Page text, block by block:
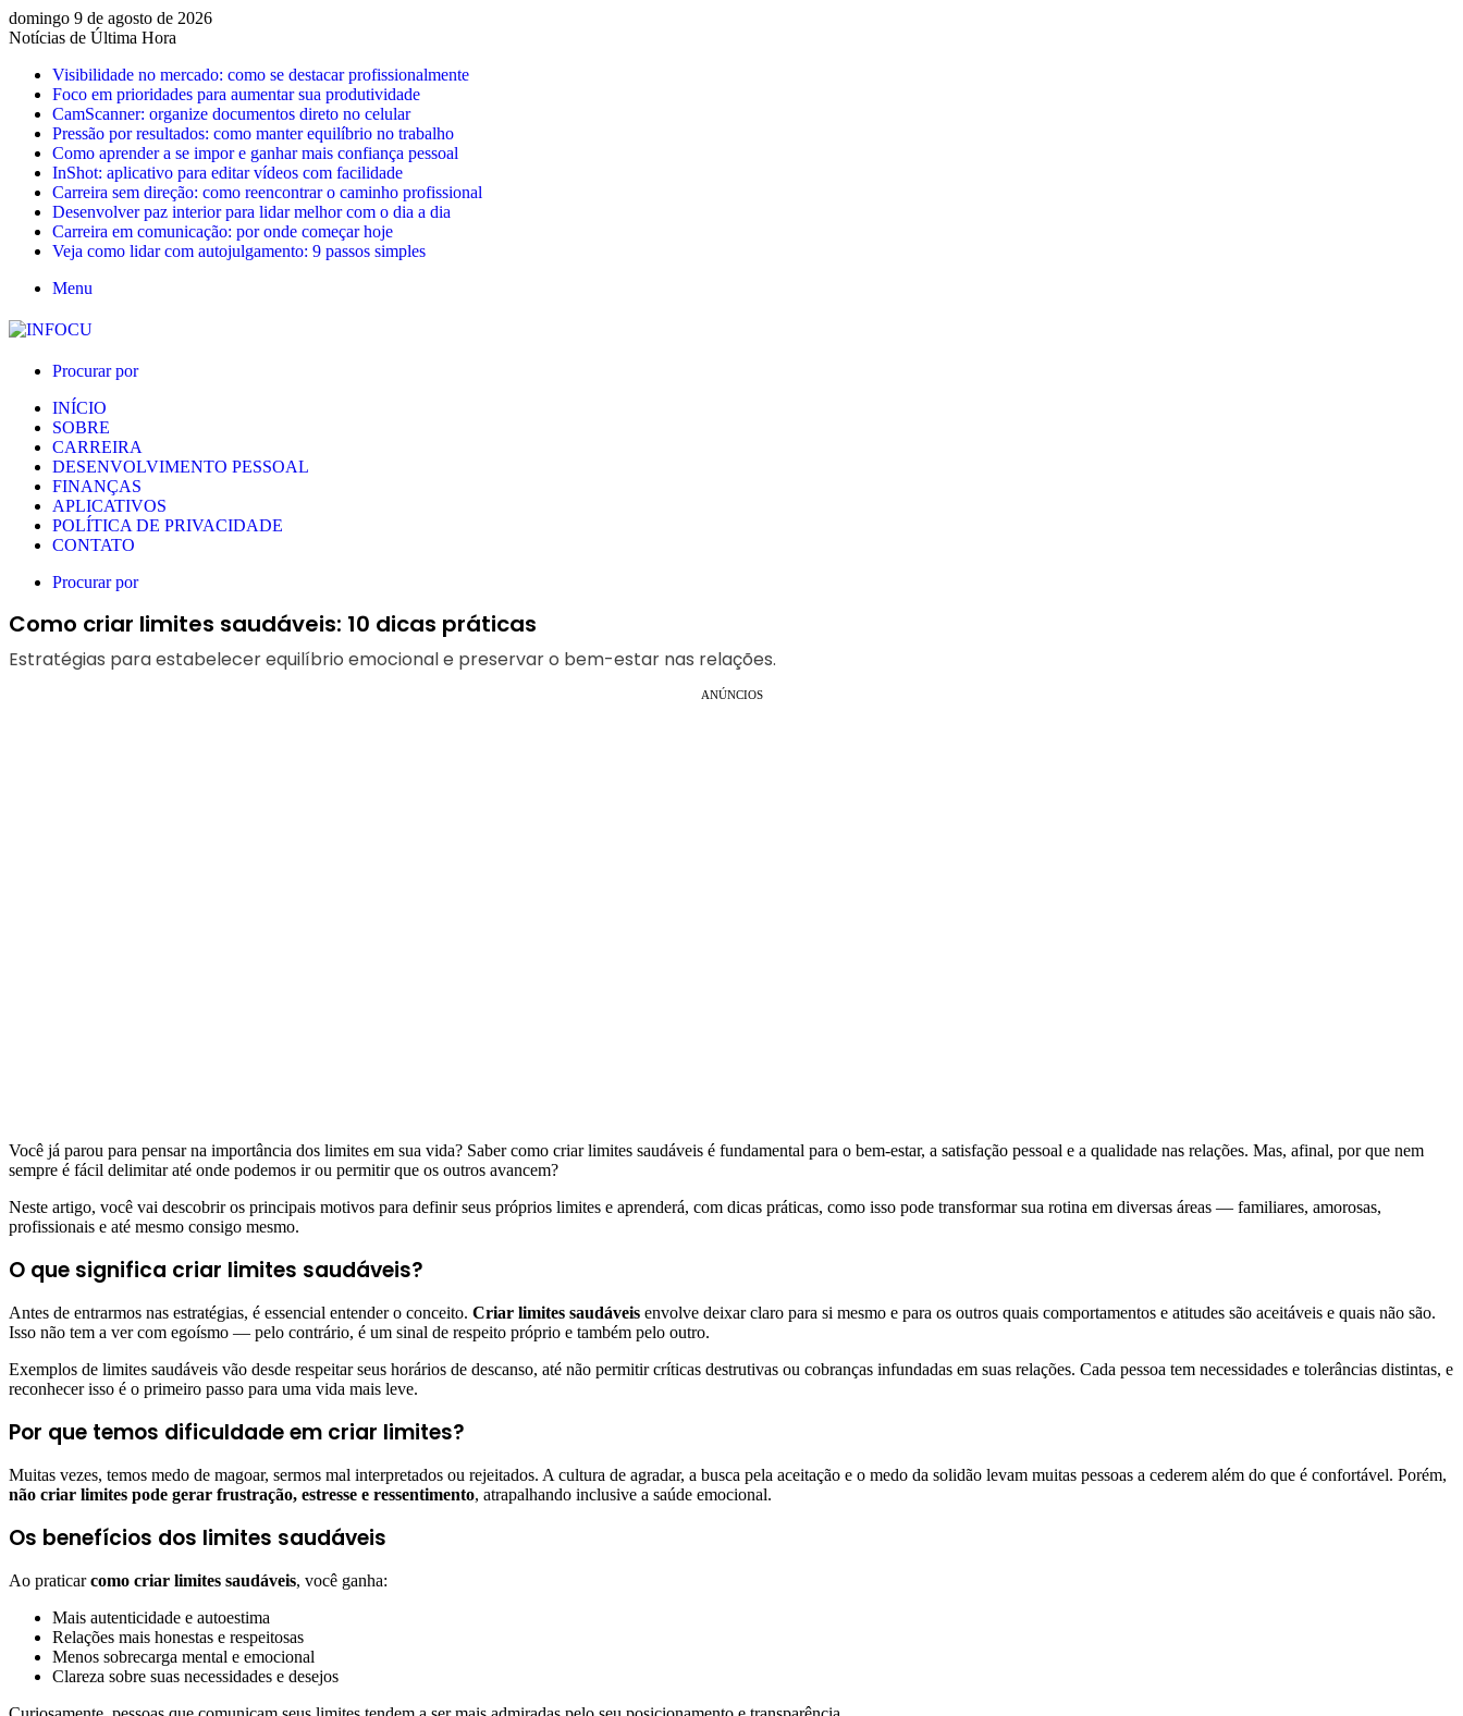
domingo 9 de agosto de 2026
Notícias de Última Hora
Visibilidade no mercado: como se destacar profissionalmente
Foco em prioridades para aumentar sua produtividade
CamScanner: organize documentos direto no celular
Pressão por resultados: como manter equilíbrio no trabalho
Como aprender a se impor e ganhar mais confiança pessoal
InShot: aplicativo para editar vídeos com facilidade
Carreira sem direção: como reencontrar o caminho profissional
Desenvolver paz interior para lidar melhor com o dia a dia
Carreira em comunicação: por onde começar hoje
Veja como lidar com autojulgamento: 9 passos simples
Menu
Procurar por
INÍCIO
SOBRE
CARREIRA
DESENVOLVIMENTO PESSOAL
FINANÇAS
APLICATIVOS
POLÍTICA DE PRIVACIDADE
CONTATO
Procurar por
Como criar limites saudáveis: 10 dicas práticas
Estratégias para estabelecer equilíbrio emocional e preservar o bem-estar nas relações.
ANÚNCIOS
Você já parou para pensar na importância dos limites em sua vida? Saber como criar limites saudáveis é fundamental para o bem-estar, a satisfação pessoal e a qualidade nas relações. Mas, afinal, por que nem
sempre é fácil delimitar até onde podemos ir ou permitir que os outros avancem?
Neste artigo, você vai descobrir os principais motivos para definir seus próprios limites e aprenderá, com dicas práticas, como isso pode transformar sua rotina em diversas áreas — familiares, amorosas,
profissionais e até mesmo consigo mesmo.
O que significa criar limites saudáveis?
Antes de entrarmos nas estratégias, é essencial entender o conceito. Criar limites saudáveis envolve deixar claro para si mesmo e para os outros quais comportamentos e atitudes são aceitáveis e quais não são.
Isso não tem a ver com egoísmo — pelo contrário, é um sinal de respeito próprio e também pelo outro.
Exemplos de limites saudáveis vão desde respeitar seus horários de descanso, até não permitir críticas destrutivas ou cobranças infundadas em suas relações. Cada pessoa tem necessidades e tolerâncias distintas, e
reconhecer isso é o primeiro passo para uma vida mais leve.
Por que temos dificuldade em criar limites?
Muitas vezes, temos medo de magoar, sermos mal interpretados ou rejeitados. A cultura de agradar, a busca pela aceitação e o medo da solidão levam muitas pessoas a cederem além do que é confortável. Porém,
não criar limites pode gerar frustração, estresse e ressentimento, atrapalhando inclusive a saúde emocional.
Os benefícios dos limites saudáveis
Ao praticarcomo criar limites saudáveis, você ganha:
Mais autenticidade e autoestima
Relações mais honestas e respeitosas
Menos sobrecarga mental e emocional
Clareza sobre suas necessidades e desejos